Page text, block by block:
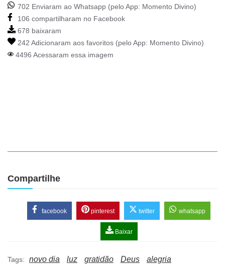
702 Enviaram ao Whatsapp (pelo App: Momento Divino)
106 compartilharam no Facebook
678 baixaram
242 Adicionaram aos favoritos (pelo App: Momento Divino)
4496 Acessaram essa imagem
Compartilhe
facebook pinterest twitter whatsapp
Baixar
Tags: novo dia luz gratidão Deus alegria